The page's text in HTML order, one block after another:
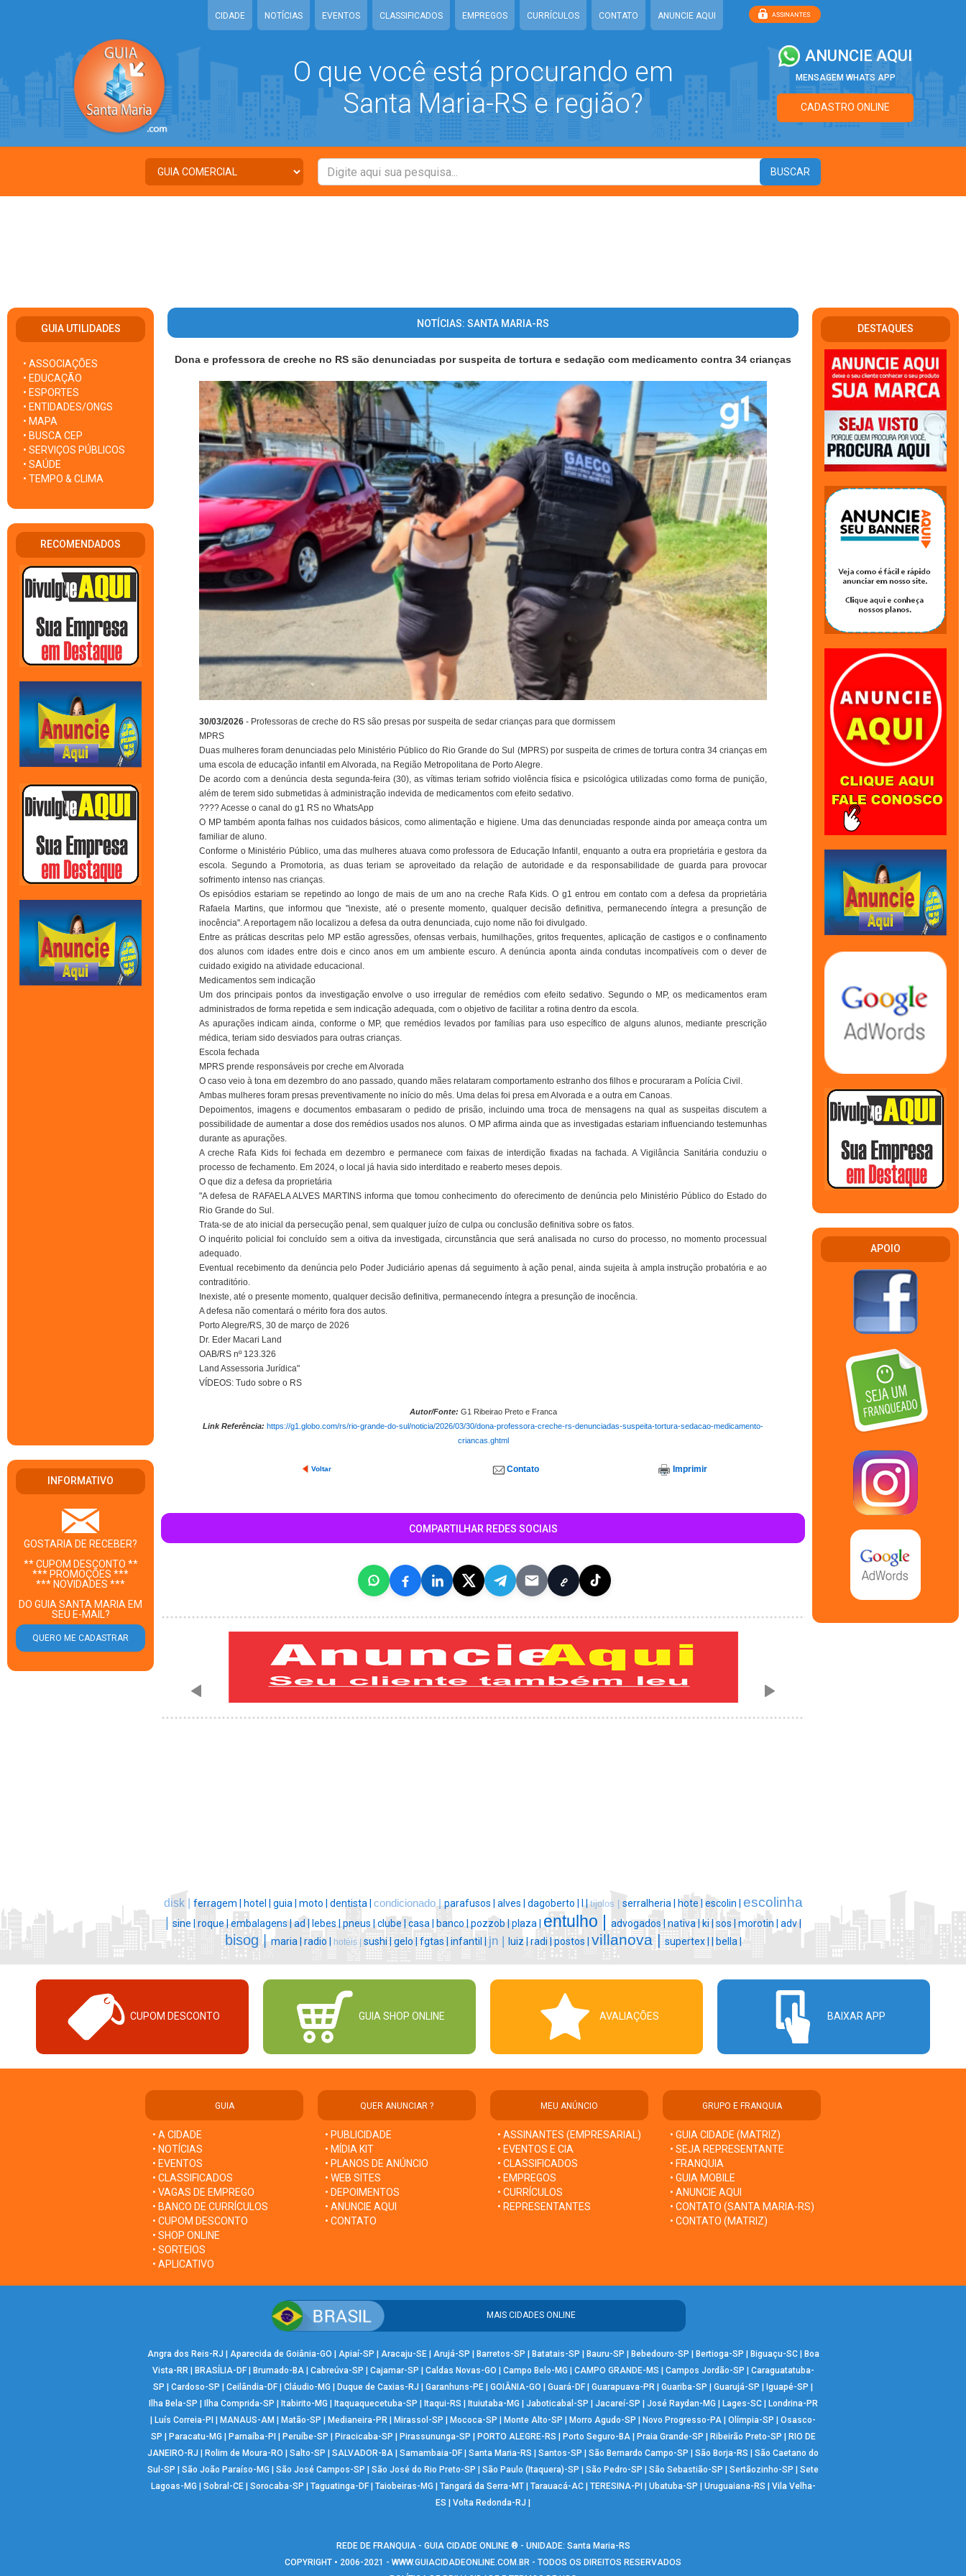
CIDADE NOTÍCIAS EVENTOS CLASSIFICADOS EMPREGOS CURRÍCULOS CONTATO ANUNCIE AQUI
O que você está procurando em
Santa Maria-RS e região?
ANUNCIE AQUI
MENSAGEM WHATS APP
CADASTRO ONLINE
GUIA UTILIDADES
• ASSOCIAÇÕES
• EDUCAÇÃO
• ESPORTES
• ENTIDADES/ONGS
• MAPA
• BUSCA CEP
• SERVIÇOS PÚBLICOS
• SAÚDE
• TEMPO & CLIMA
RECOMENDADOS
INFORMATIVO
GOSTARIA DE RECEBER?
** CUPOM DESCONTO **
*** PROMOÇÕES ***
*** NOVIDADES ***
DO GUIA SANTA MARIA EM
SEU E-MAIL?
NOTÍCIAS: SANTA MARIA-RS
Dona e professora de creche no RS são denunciadas por suspeita de tortura e sedação com medicamento contra 34 crianças
30/03/2026 - Professoras de creche do RS são presas por suspeita de sedar crianças para que dormissem
MPRS
Duas mulheres foram denunciadas pelo Ministério Público do Rio Grande do Sul (MPRS) por suspeita de crimes de tortura contra 34 crianças em
uma escola de educação infantil em Alvorada, na Região Metropolitana de Porto Alegre.
De acordo com a denúncia desta segunda-feira (30), as vítimas teriam sofrido violência física e psicológica utilizadas como forma de punição,
além de terem sido submetidas à administração indevida de medicamentos com efeito sedativo.
???? Acesse o canal do g1 RS no WhatsApp
O MP também aponta falhas nos cuidados básicos, como alimentação e higiene. Uma das denunciadas responde ainda por ameaça contra um
familiar de aluno.
Conforme o Ministério Público, uma das mulheres atuava como professora de Educação Infantil, enquanto a outra era proprietária e gestora da
escola. Segundo a Promotoria, as duas teriam se aproveitado da relação de autoridade e da responsabilidade de guarda para provocar
sofrimento intenso nas crianças.
Os episódios estariam se repetindo ao longo de mais de um ano na creche Rafa Kids. O g1 entrou em contato com a defesa da proprietária
Rafaela Martins, que informou que "inexiste, até o presente momento, qualquer decisão definitiva, permanecendo íntegra a presunção de
inocência". A reportagem não localizou a defesa da outra denunciada, cujo nome não foi divulgado.
Entre as práticas descritas pelo MP estão agressões, ofensas verbais, humilhações, gritos frequentes, aplicação de castigos e o confinamento
dos alunos com idades entre dois e cinco anos em um ambiente escuro. A denúncia aponta ainda condutas incompatíveis com o dever de
cuidado exigido na atividade educacional.
Medicamentos sem indicação
Um dos principais pontos da investigação envolve o uso irregular de remédios com efeito sedativo. Segundo o MP, os medicamentos eram
administrados de forma repetida e sem indicação adequada, com o objetivo de facilitar a rotina dentro da escola.
As apurações indicam ainda, conforme o MP, que remédios levados por famílias para uso específico de alguns alunos, mediante prescrição
médica, teriam sido desviados para outras crianças.
Escola fechada
MPRS prende responsáveis por creche em Alvorada
O caso veio à tona em dezembro do ano passado, quando mães relataram comportamento estranho dos filhos e procuraram a Polícia Civil.
Ambas mulheres foram presas preventivamente no início do mês. Uma delas foi presa em Alvorada e a outra em Canoas.
Depoimentos, imagens e documentos embasaram o pedido de prisão, incluindo uma troca de mensagens na qual as suspeitas discutem a
possibilidade de aumentar a dose dos remédios usados nos alunos. O MP afirma ainda que as investigadas estariam influenciando testemunhas
durante as apurações.
A creche Rafa Kids foi fechada em dezembro e permanece com faixas de interdição fixadas na fachada. A Vigilância Sanitária conduziu o
processo de fechamento. Em 2024, o local já havia sido interditado e reaberto meses depois.
O que diz a defesa da proprietária
"A defesa de RAFAELA ALVES MARTINS informa que tomou conhecimento do oferecimento de denúncia pelo Ministério Público do Estado do
Rio Grande do Sul.
Trata-se de ato inicial da persecução penal, sem qualquer juízo de culpa ou conclusão definitiva sobre os fatos.
O inquérito policial foi concluído sem a oitiva da investigada, circunstância que será analisada no curso do processo, no momento processual
adequado.
Eventual recebimento da denúncia pelo Poder Judiciário apenas dá seguimento à ação penal, ainda sujeita à ampla instrução probatória e ao
contraditório.
Inexiste, até o presente momento, qualquer decisão definitiva, permanecendo íntegra a presunção de inocência.
A defesa não comentará o mérito fora dos autos.
Porto Alegre/RS, 30 de março de 2026
Dr. Eder Macari Land
OAB/RS nº 123.326
Land Assessoria Jurídica"
VÍDEOS: Tudo sobre o RS
Autor/Fonte: G1 Ribeirao Preto e Franca
Link Referência: https://g1.globo.com/rs/rio-grande-do-sul/noticia/2026/03/30/dona-professora-creche-rs-denunciadas-suspeita-tortura-sedacao-medicamento-
criancas.ghtml
Voltar Contato Imprimir
COMPARTILHAR REDES SOCIAIS
disk | ferragem | hotel | guia | moto | dentista | condicionado | parafusos | alves | dagoberto | l |tijolos | serralheria | hote | escolin | escolinha
| sine | roque |embalagens |ad | lebes | pneus |clube | casa | banco | pozzob |plaza | entulho | advogados |nativa |ki | sos | morotin | adv |
bisog |maria | radio | hotéis | sushi | gelo | fgtas | infantil | jn | luiz |radi |postos | villanova |supertex | bella |
DESTAQUES
APOIO
CUPOM DESCONTO GUIA SHOP ONLINE AVALIAÇÕES BAIXAR APP
GUIA
• A CIDADE
• NOTÍCIAS
• EVENTOS
• CLASSIFICADOS
• VAGAS DE EMPREGO
• BANCO DE CURRÍCULOS
• CUPOM DESCONTO
• SHOP ONLINE
• SORTEIOS
• APLICATIVO
QUER ANUNCIAR ?
• PUBLICIDADE
• MÍDIA KIT
• PLANOS DE ANÚNCIO
• WEB SITES
• DEPOIMENTOS
• ANUNCIE AQUI
• CONTATO
MEU ANÚNCIO
• ASSINANTES (EMPRESARIAL)
• EVENTOS E CIA
• CLASSIFICADOS
• EMPREGOS
• CURRÍCULOS
• REPRESENTANTES
GRUPO E FRANQUIA
• GUIA CIDADE (MATRIZ)
• SEJA REPRESENTANTE
• FRANQUIA
• GUIA MOBILE
• ANUNCIE AQUI
• CONTATO (SANTA MARIA-RS)
• CONTATO (MATRIZ)
MAIS CIDADES ONLINE
Angra dos Reis-RJ | Aparecida de Goiânia-GO | Apiaí-SP | Aracaju-SE| Arujá-SP | Barretos-SP | Batatais-SP | Bauru-SP | Bebedouro-SP | Bertioga-SP | Biguaçu-SC| Boa
Vista-RR | BRASÍLIA-DF| Brumado-BA| Cabreúva-SP | Cajamar-SP | Caldas Novas-GO | Campo Belo-MG | CAMPO GRANDE-MS | Campos Jordão-SP | Caraguatatuba-
SP | Cardoso-SP | Ceilândia-DF | Cláudio-MG | Duque de Caxias-RJ | Garanhuns-PE | GOIÂNIA-GO | Guará-DF | Guarapuava-PR | Guariba-SP | Guarujá-SP | Iguapé-SP |
Ilha Bela-SP | Ilha Comprida-SP | Itabirito-MG | Itaquaquecetuba-SP | Itaqui-RS | Ituiutaba-MG | Jaboticabal-SP | Jacareí-SP | José Raydan-MG | Lages-SC| Londrina-PR
| Luís Correia-PI | MANAUS-AM | Matão-SP | Medianeira-PR | Mirassol-SP | Mococa-SP | Monte Alto-SP | Morro Agudo-SP | Novo Progresso-PA | Olímpia-SP | Osasco-
SP | Paracatu-MG | Parnaíba-PI | Peruíbe-SP | Piracicaba-SP | Pirassununga-SP | PORTO ALEGRE-RS | Porto Seguro-BA| Praia Grande-SP | Ribeirão Preto-SP | RIO DE
JANEIRO-RJ | Rolim de Moura-RO | Salto-SP | SALVADOR-BA | Samambaia-DF | Santa Maria-RS | Santos-SP | São Bernardo Campo-SP | São Borja-RS | São Caetano do
Sul-SP | São João Paraíso-MG | São José Campos-SP | São José do Rio Preto-SP | São Paulo (Itaquera)-SP | São Pedro-SP | São Sebastião-SP | Sertãozinho-SP | Sete
Lagoas-MG | Sobral-CE| Sorocaba-SP | Taguatinga-DF| Taiobeiras-MG | Tangará da Serra-MT| Tarauacá-AC| TERESINA-PI | Ubatuba-SP | Uruguaiana-RS | Vila Velha-
ES | Volta Redonda-RJ |
REDE DE FRANQUIA - GUIA CIDADE ONLINE ® - UNIDADE: Santa Maria-RS
COPYRIGHT • 2006-2021 - WWW.GUIACIDADEONLINE.COM.BR - TODOS OS DIREITOS RESERVADOS